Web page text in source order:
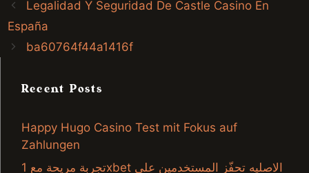
Legalidad Y Seguridad De Castle Casino En
España
ba60764f44a1416f
Recent Posts
Happy Hugo Casino Test mit Fokus auf
Zahlungen
تجربة مريحة مع 1xbet الاصليه تحفّز المستخدمين على